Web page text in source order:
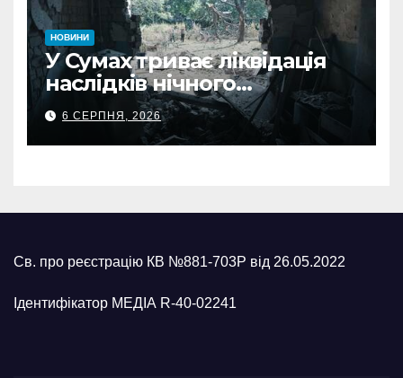
НОВИНИ
У Сумах триває ліквідація
наслідків нічного
масованого удару КАБами
6 СЕРПНЯ, 2026
Св. про реєстрацію КВ №881-703Р від 26.05.2022
Ідентифікатор МЕДІА R-40-02241